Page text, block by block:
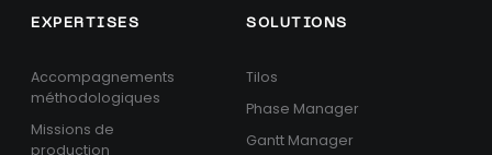
EXPERTISES
Accompagnements
méthodologiques
Missions de
production
SOLUTIONS
Tilos
Phase Manager
Gantt Manager